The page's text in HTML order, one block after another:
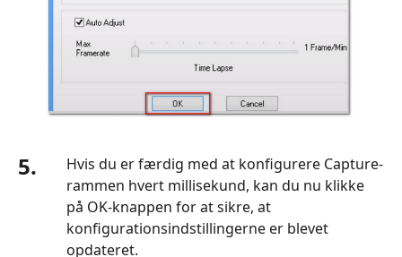
5.
Hvis du er færdig med at konfigurere Capture-
rammen hvert millisekund, kan du nu klikke
på OK-knappen for at sikre, at
konfigurationsindstillingerne er blevet
opdateret.